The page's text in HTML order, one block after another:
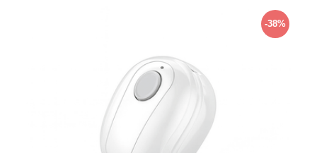
-38%